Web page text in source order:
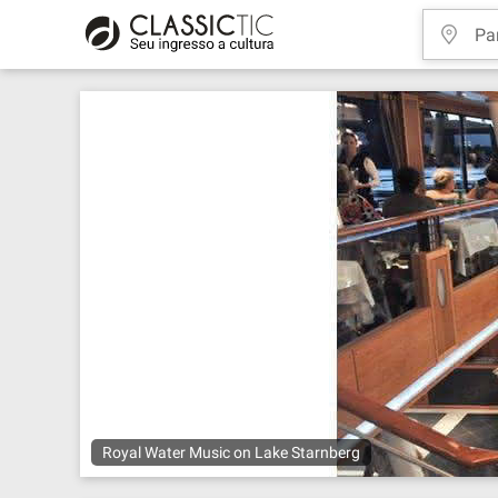
Royal Water Music on Lake Starnberg